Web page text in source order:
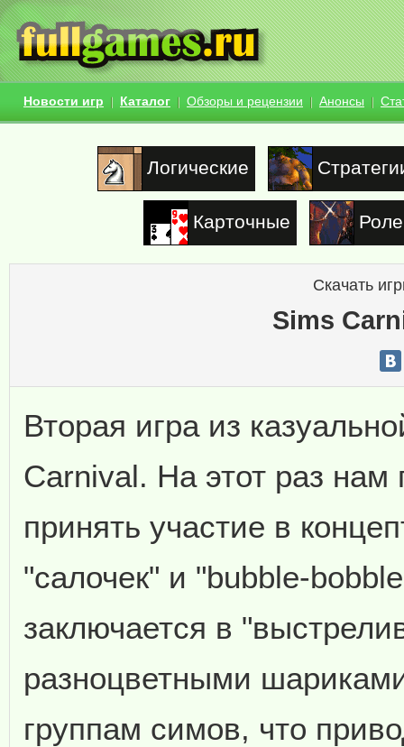
Новости игр Каталог Обзоры и рецензии Анонсы
Логические
Карточные
Скачать
Sims
Вторая игра из
Carnival. На этот раз нам
принять участие в
"салочек" и "bubble-
заключается в
разноцветными
группам симов, что